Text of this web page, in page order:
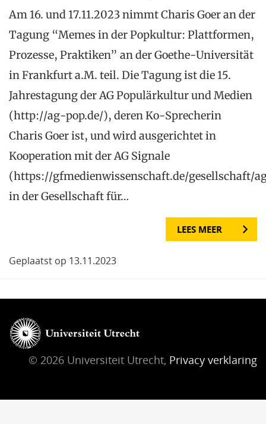
Am 16. und 17.11.2023 nimmt Charis Goer an der
Tagung “Memes in der Popkultur: Plattformen,
Prozesse, Praktiken” an der Goethe-Universität
in Frankfurt a.M. teil. Die Tagung ist die 15.
Jahrestagung der AG Populärkultur und Medien
(http://ag-pop.de/), deren Ko-Sprecherin
Charis Goer ist, und wird ausgerichtet in
Kooperation mit der AG Signale
(https://gfmedienwissenschaft.de/gesellschaft/
in der Gesellschaft für…
LEES MEER
Geplaatst op 13.11.2023
© 2026 Universiteit Utrecht, Privacy verklaring